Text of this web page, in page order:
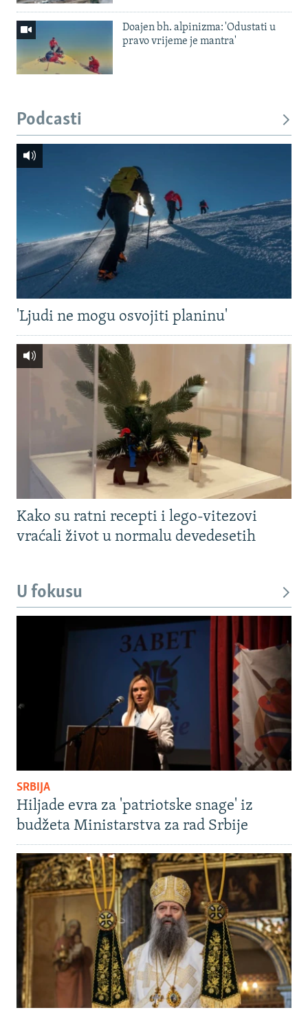
Doajen bh. alpinizma: 'Odustati u
pravo vrijeme je mantra'
Podcasti
'Ljudi ne mogu osvojiti planinu'
Kako su ratni recepti i lego-vitezovi
vraćali život u normalu devedesetih
U fokusu
SRBIJA
Hiljade evra za 'patriotske snage' iz
budžeta Ministarstva za rad Srbije